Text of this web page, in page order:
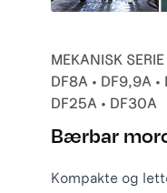
MEKANISK
DF8A • DF9,9A •
DF25A • DF30A
Bærbar
Kompakte og